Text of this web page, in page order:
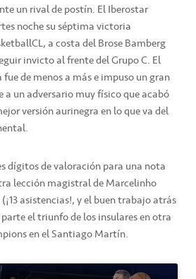
un rival de postín. El Iberostar
noche su séptima victoria
a costa del Brose Bamberg
invicto al frente del Grupo C. El
de menos a más e impuso un gran
un adversario muy físico que acabó
versión aurinegra en lo que va del
dígitos de valoración para una nota
lección magistral de Marcelinho
asistencias!, y el buen trabajo atrás
el triunfo de los insulares en otra
en el Santiago Martín.